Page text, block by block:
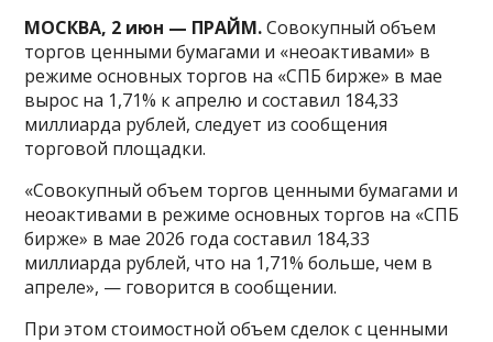
МОСКВА, 2 июн — ПРАЙМ.Совокупный объем
торгов ценными бумагами и «неоактивами» в
режиме основных торгов на «СПБ бирже» в мае
вырос на 1,71% к апрелю и составил 184,33
миллиарда рублей, следует из сообщения
торговой площадки.
«Совокупный объем торгов ценными бумагами и
неоактивами в режиме основных торгов на «СПБ
бирже» в мае 2026 года составил 184,33
миллиарда рублей, что на 1,71% больше, чем в
апреле», — говорится в сообщении.
При этом стоимостной объем сделок с ценными